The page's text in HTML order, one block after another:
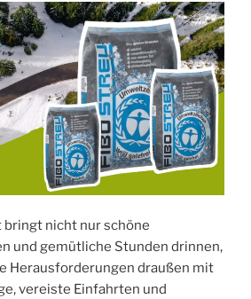
bringt nicht nur schöne
und gemütliche Stunden drinnen,
Herausforderungen draußen mit
vereiste Einfahrten und